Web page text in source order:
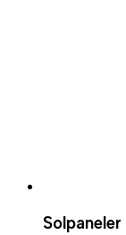
Solpaneler